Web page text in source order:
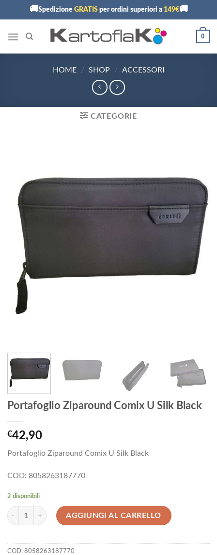
🚚Spedizione GRATISper ordini superiori a 149€🚚
0
HOME / SHOP / ACCESSORI
CATEGORIE
Portafoglio Ziparound Comix U Silk Black
€42,90
Portafoglio Ziparound Comix U Silk Black
COD: 8058263187770
2 disponibili
Portafoglio Ziparound Comix U Silk Black quantità
AGGIUNGI AL CARRELLO
COD: 8058263187770